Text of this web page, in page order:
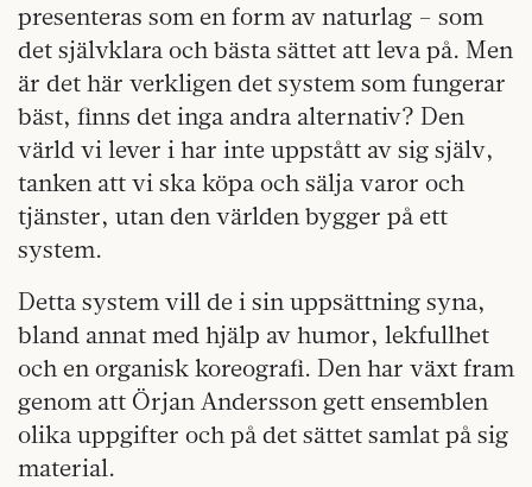
presenteras som en form av naturlag – som
det självklara och bästa sättet att leva på. Men
är det här verkligen det system som fungerar
bäst, finns det inga andra alternativ? Den
värld vi lever i har inte uppstått av sig själv,
tanken att vi ska köpa och sälja varor och
tjänster, utan den världen bygger på ett
system.
Detta system vill de i sin uppsättning syna,
bland annat med hjälp av humor, lekfullhet
och en organisk koreografi. Den har växt fram
genom att Örjan Andersson gett ensemblen
olika uppgifter och på det sättet samlat på sig
material.